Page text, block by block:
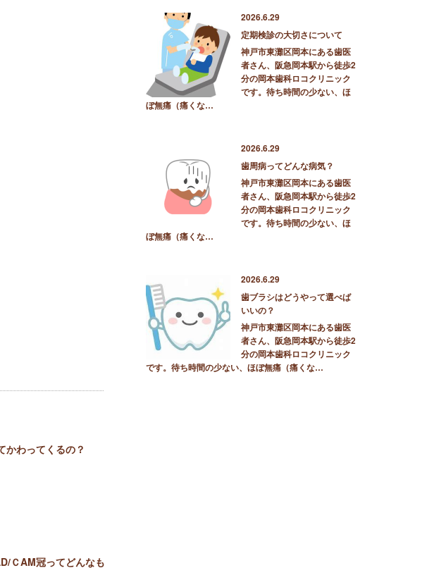
かわってくるの？
ＣAM冠ってどんなも
2026.6.29
定期検診の大切さについて
神戸市東灘区岡本にある歯医
者さん、阪急岡本駅から徒歩2
分の岡本歯科ロコクリニック
です。待ち時間の少ない、ほ
ぼ無痛（痛くな…
2026.6.29
歯周病ってどんな病気？
神戸市東灘区岡本にある歯医
者さん、阪急岡本駅から徒歩2
分の岡本歯科ロコクリニック
です。待ち時間の少ない、ほ
ぼ無痛（痛くな…
2026.6.29
歯ブラシはどうやって選べば
いいの？
神戸市東灘区岡本にある歯医
者さん、阪急岡本駅から徒歩2
分の岡本歯科ロコクリニック
です。待ち時間の少ない、ほぼ無痛（痛くな…